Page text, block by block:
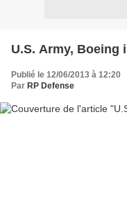
U.S. Army, Boeing
Publié le 12/06/2013 à 12:20
Par RP Defense